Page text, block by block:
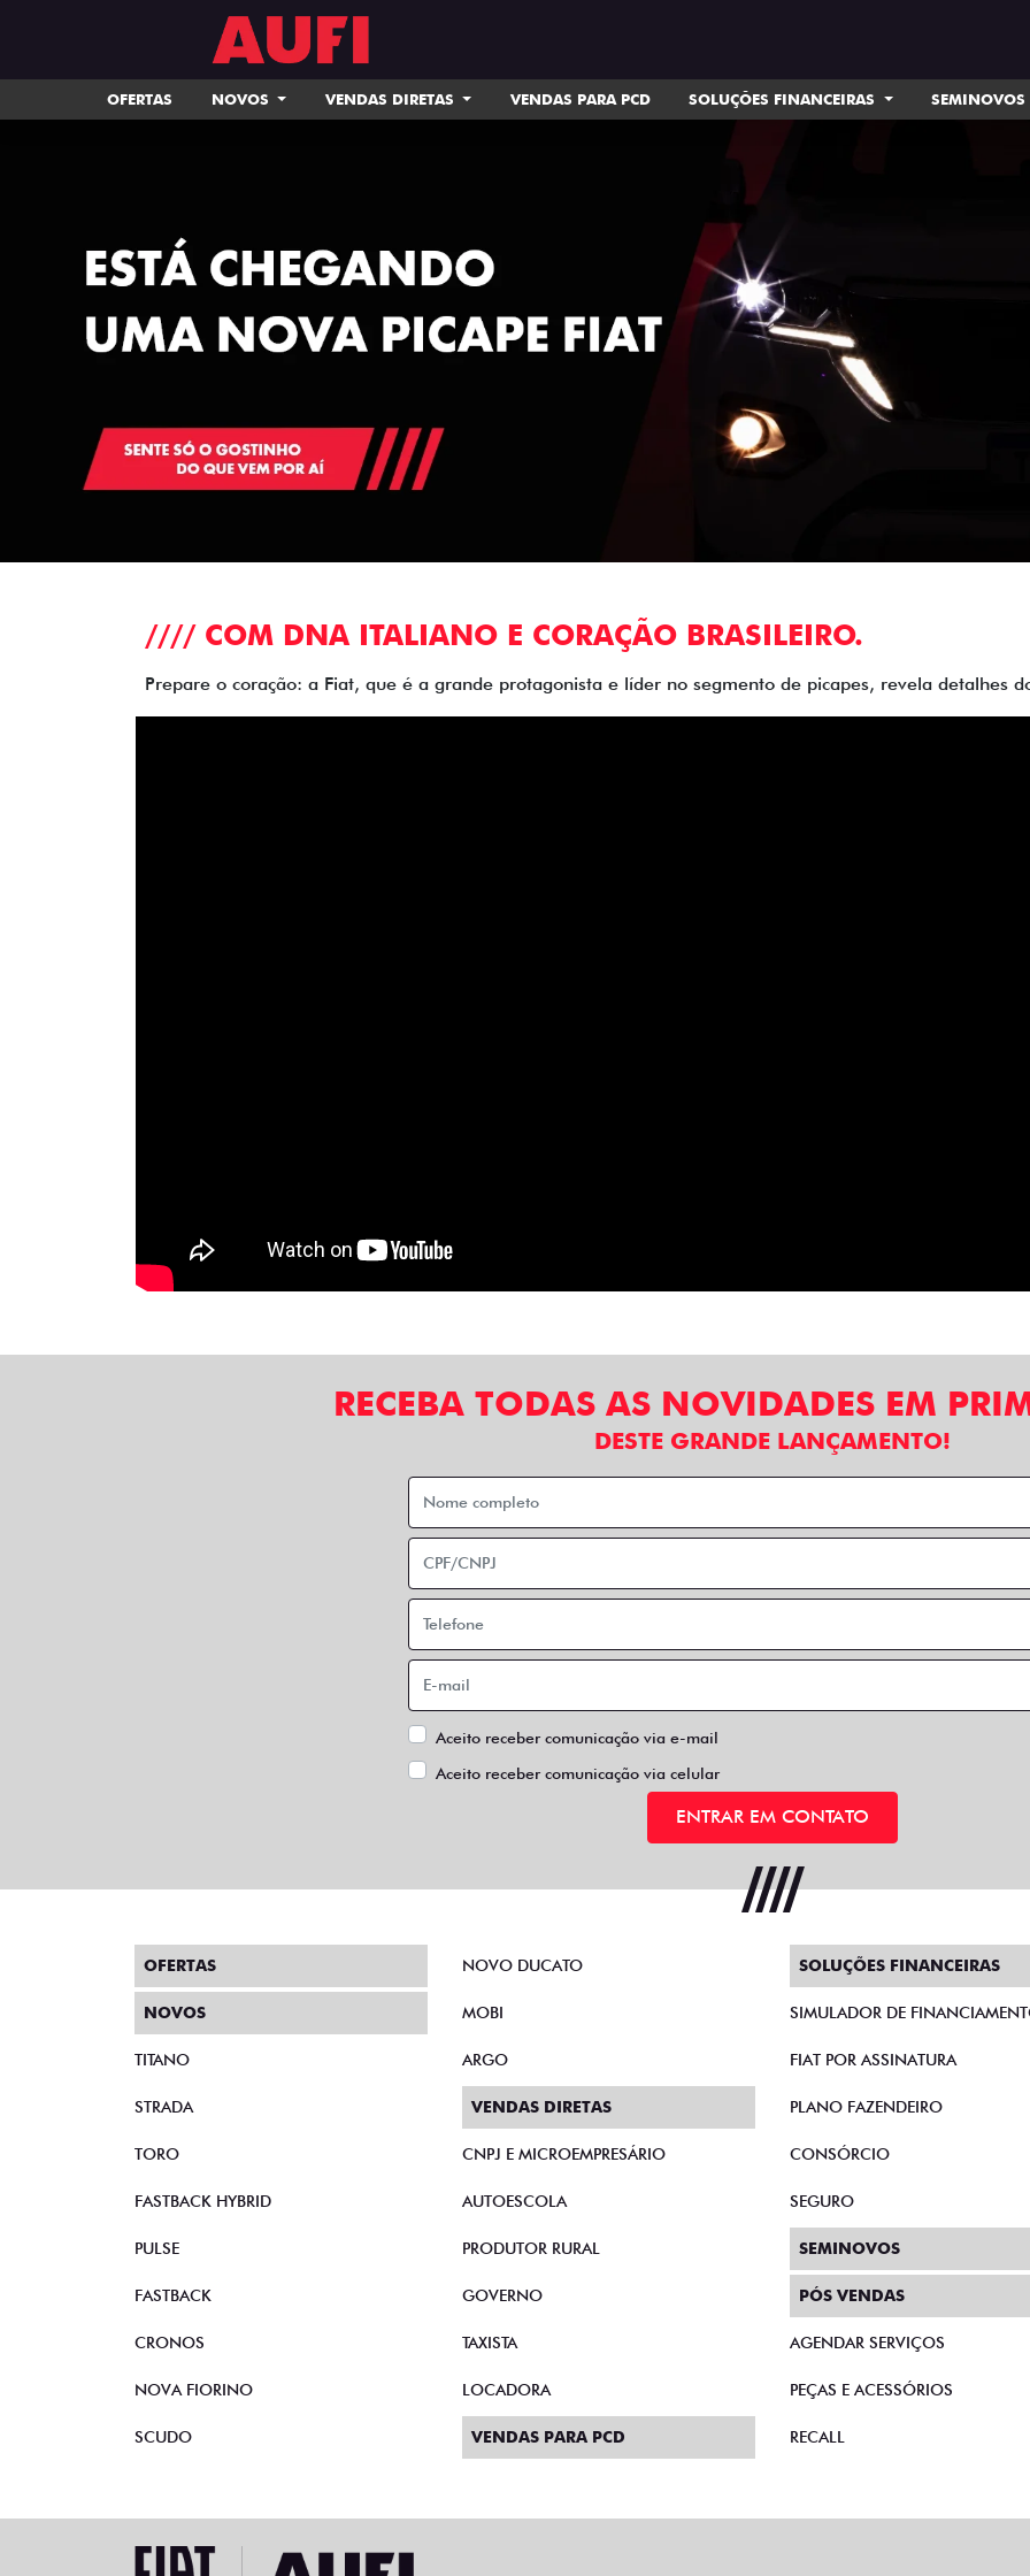
OFERTAS NOVOS VENDAS DIRETAS VENDAS PARA PCD SOLUÇÕES FINANCEIRAS SEMINOVOS
//// COM DNA ITALIANO E CORAÇÃO BRASILEIRO.
Prepare o coração: a Fiat, que é a grande protagonista e líder no segmento de picapes, revela detalhes
RECEBA TODAS AS NOVIDADES EM
DESTE GRANDE LANÇAMENTO!
Aceito receber comunicação via e-mail
Aceito receber comunicação via celular
ENTRAR EM CONTATO
OFERTAS
NOVOS
TITANO
STRADA
TORO
FASTBACK HYBRID
PULSE
FASTBACK
CRONOS
NOVA FIORINO
SCUDO
NOVO DUCATO
MOBI
ARGO
VENDAS DIRETAS
CNPJ E MICROEMPRESÁRIO
AUTOESCOLA
PRODUTOR RURAL
GOVERNO
TAXISTA
LOCADORA
VENDAS PARA PCD
SOLUÇÕES FINANCEIRAS
SIMULADOR DE
FIAT POR ASSINATURA
PLANO FAZENDEIRO
CONSÓRCIO
SEGURO
SEMINOVOS
PÓS VENDAS
AGENDAR SERVIÇOS
PEÇAS E ACESSÓRIOS
RECALL